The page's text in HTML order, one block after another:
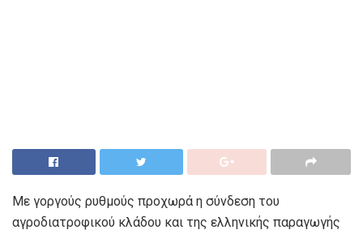
Με γοργούς ρυθμούς προχωρά η σύνδεση του
αγροδιατροφικού κλάδου και της ελληνικής παραγωγής